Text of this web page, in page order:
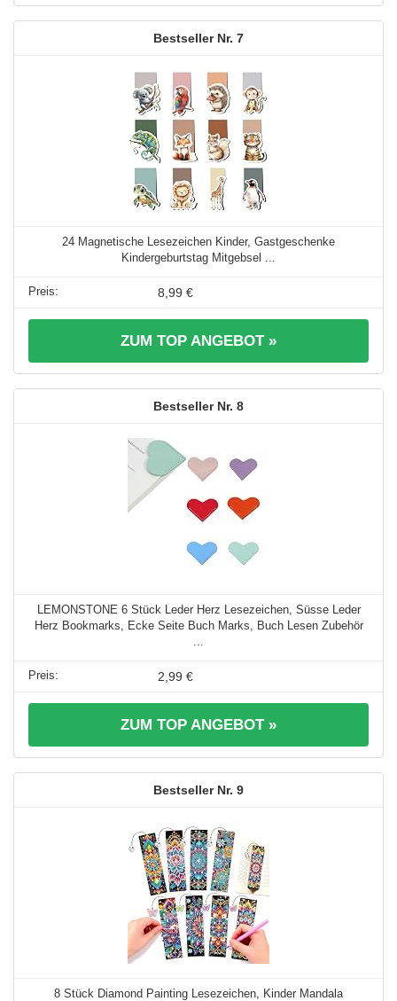
7
24 Magnetische Lesezeichen Kinder, Gastgeschenke
Kindergeburtstag Mitgebsel ...
8,99 €
ZUM TOP ANGEBOT »
8
LEMONSTONE 6 Stück Leder Herz Lesezeichen, Süsse Leder
Herz Bookmarks, Ecke Seite Buch Marks, Buch Lesen Zubehör
2,99 €
ZUM TOP ANGEBOT »
9
8 Stück Diamond Painting Lesezeichen, Kinder Mandala